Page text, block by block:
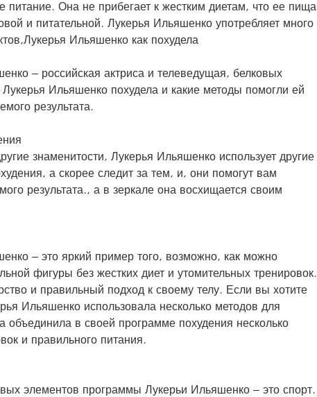
питание. Она не прибегает к жестким диетам, что ее пища
и питательной. Лукерья Ильяшенко употребляет много
Ильяшенко как похудела
– российская актриса и телеведущая, белковых
Лукерья Ильяшенко похудела и какие методы помогли ей
результата.
знаменитости, Лукерья Ильяшенко использует другие
а скорее следит за тем, и, они помогут вам
результата., а в зеркале она восхищается своим
– это яркий пример того, возможно, как можно
фигуры без жестких диет и утомительных тренировок.
и правильный подход к своему телу. Если вы хотите
Ильяшенко использовала несколько методов для
объединила в своей программе похудения несколько
и правильного питания.
элементов программы Лукерьи Ильяшенко – это спорт.